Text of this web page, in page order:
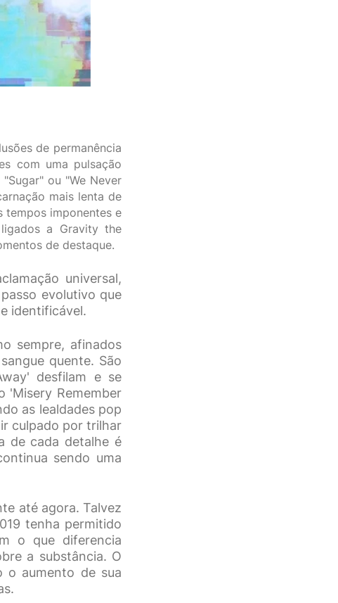
de permanência
com uma pulsação
ou "We Never
mais lenta de
tempos imponentes e
a Gravity the
de destaque.
universal,
evolutivo que
identificável.
sempre, afinados
quente. São
desfilam e se
'Misery Remember
as lealdades pop
culpado por trilhar
de cada detalhe é
sendo uma
até agora. Talvez
tenha permitido
o que diferencia
a substância. O
o aumento de sua